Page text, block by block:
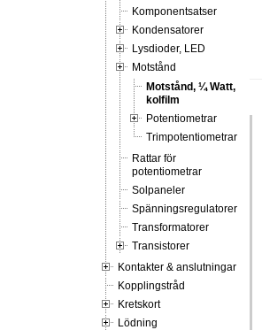
Komponentsatser
Kondensatorer
Lysdioder, LED
Motstånd
Motstånd, ¼ Watt,
kolfilm
Potentiometrar
Trimpotentiometrar
Rattar för
potentiometrar
Solpaneler
Spänningsregulatorer
Transformatorer
Transistorer
Kontakter & anslutningar
Kopplingstråd
Kretskort
Lödning